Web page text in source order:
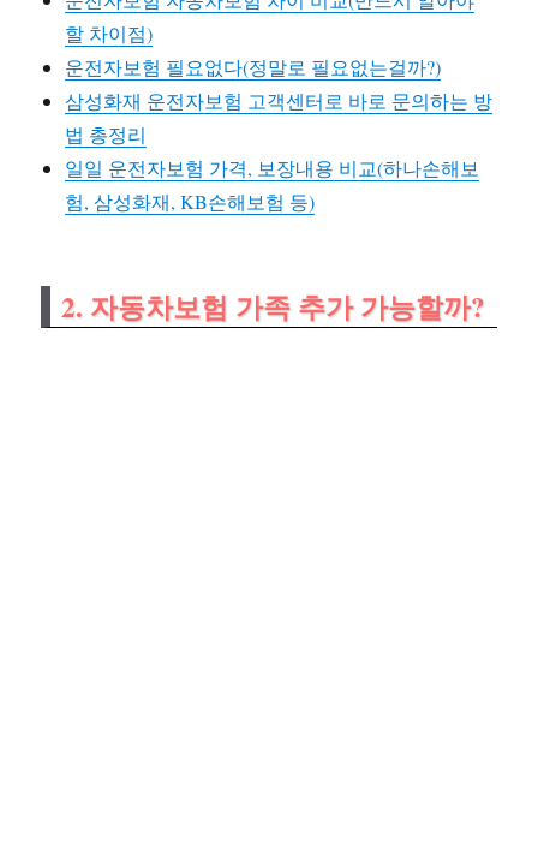
할 차이점)
운전자보험 필요없다(정말로 필요없는걸까?)
삼성화재 운전자보험 고객센터로 바로 문의하는 방
법 총정리
일일 운전자보험 가격, 보장내용 비교(하나손해보
험, 삼성화재, KB손해보험 등)
2. 자동차보험 가족 추가 가능할까?